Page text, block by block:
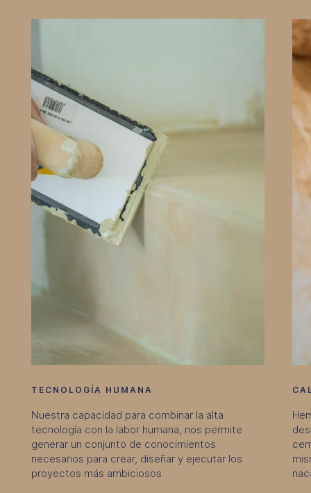
TECNOLOGÍA HUMANA
Nuestra capacidad para combinar la alta
tecnología con la labor humana, nos permite
generar un conjunto de conocimientos
necesarios para crear, diseñar y ejecutar los
proyectos más ambiciosos.